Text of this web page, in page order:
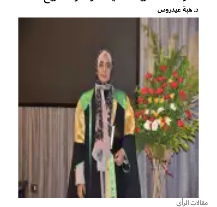
د. هبة عيدروس
مقالات الرأي